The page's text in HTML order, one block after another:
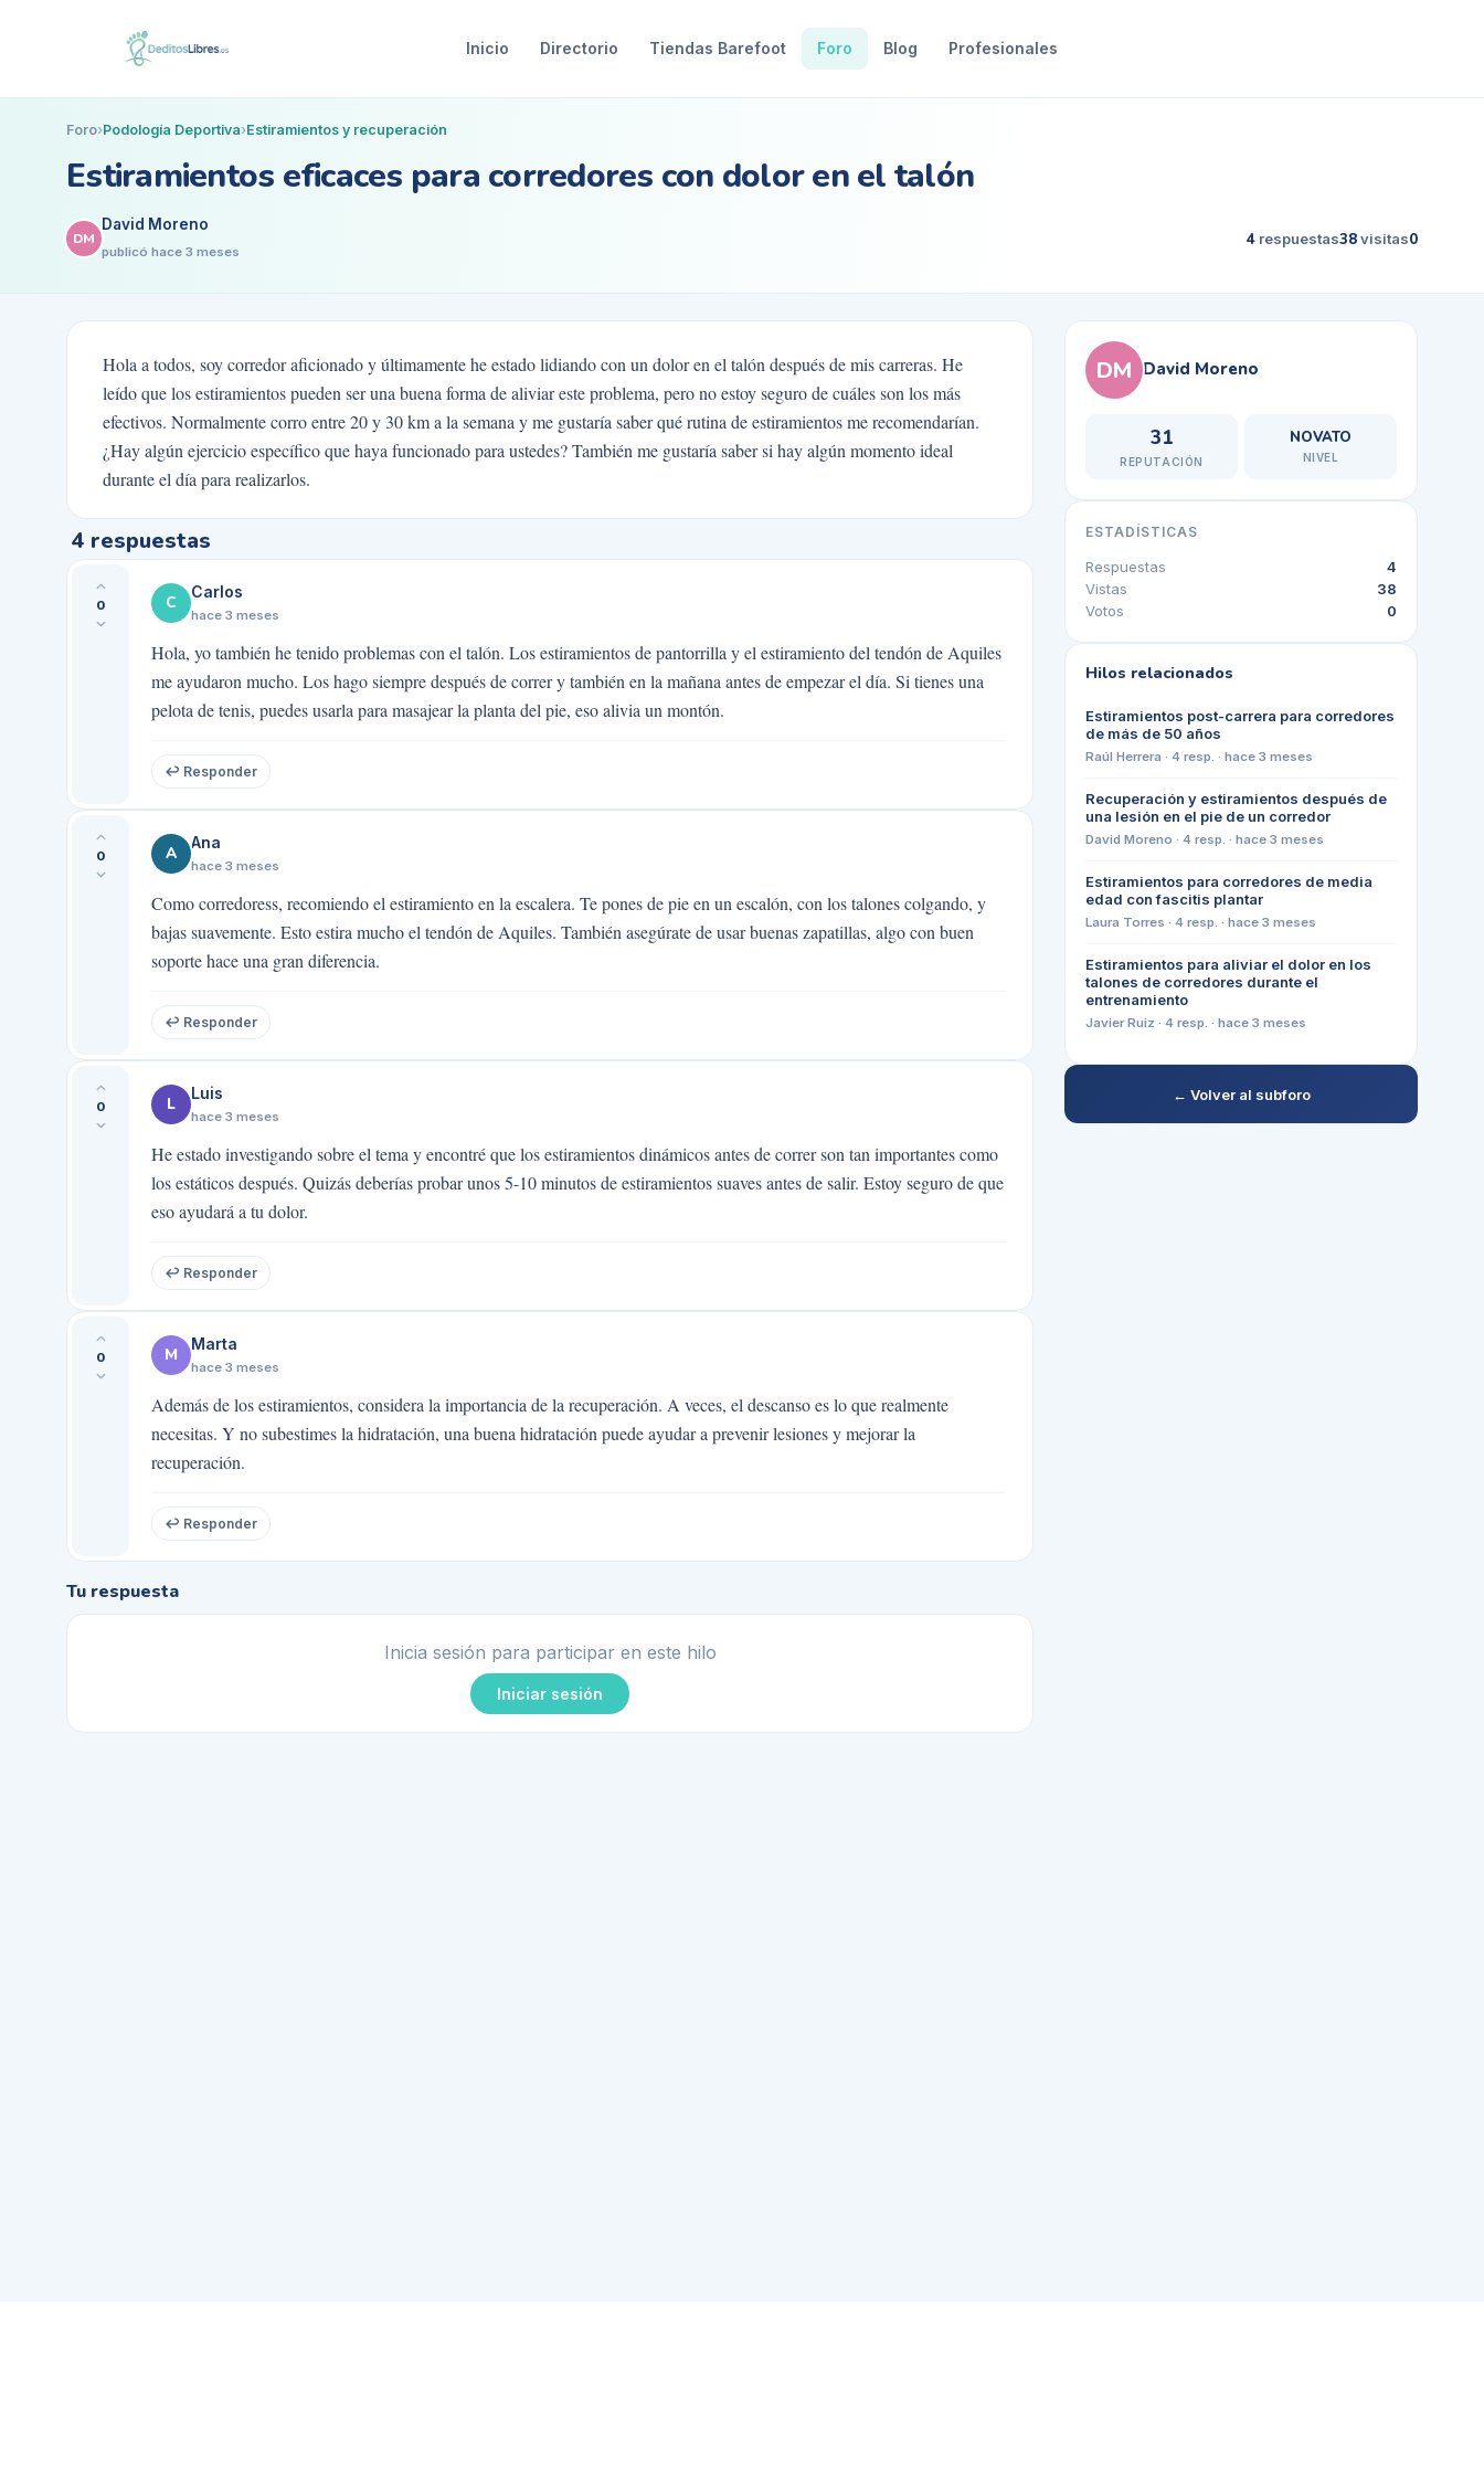
Inicio Directorio Tiendas Barefoot Foro Blog Profesionales
Foro›Podología Deportiva›Estiramientos y recuperación
Estiramientos eficaces para corredores con dolor en el talón
DM
David Moreno
publicó hace 3 meses
4 respuestas38visitas0
Hola a todos, soy corredor aficionado y últimamente he estado lidiando con un dolor en el talón después de mis carreras. He
leído que los estiramientos pueden ser una buena forma de aliviar este problema, pero no estoy seguro de cuáles son los más
efectivos. Normalmente corro entre 20 y 30 km a la semana y me gustaría saber qué rutina de estiramientos me recomendarían.
¿Hay algún ejercicio específico que haya funcionado para ustedes? También me gustaría saber si hay algún momento ideal
durante el día para realizarlos.
4 respuestas
0 C
Carlos
hace 3 meses
Hola, yo también he tenido problemas con el talón. Los estiramientos de pantorrilla y el estiramiento del tendón de Aquiles
me ayudaron mucho. Los hago siempre después de correr y también en la mañana antes de empezar el día. Si tienes una
pelota de tenis, puedes usarla para masajear la planta del pie, eso alivia un montón.
↩ Responder
0 A
Ana
hace 3 meses
Como corredoress, recomiendo el estiramiento en la escalera. Te pones de pie en un escalón, con los talones colgando, y
bajas suavemente. Esto estira mucho el tendón de Aquiles. También asegúrate de usar buenas zapatillas, algo con buen
soporte hace una gran diferencia.
↩ Responder
0 L
Luis
hace 3 meses
He estado investigando sobre el tema y encontré que los estiramientos dinámicos antes de correr son tan importantes como
los estáticos después. Quizás deberías probar unos 5-10 minutos de estiramientos suaves antes de salir. Estoy seguro de que
eso ayudará a tu dolor.
↩ Responder
0 M
Marta
hace 3 meses
Además de los estiramientos, considera la importancia de la recuperación. A veces, el descanso es lo que realmente
necesitas. Y no subestimes la hidratación, una buena hidratación puede ayudar a prevenir lesiones y mejorar la
recuperación.
↩ Responder
Tu respuesta
Inicia sesión para participar en este hilo
Iniciar sesión
DM David Moreno
31
REPUTACIÓN
NOVATO
NIVEL
ESTADÍSTICAS
Respuestas
4
Vistas
38
Votos
0
Hilos relacionados
Estiramientos post-carrera para corredores
de más de 50 años
Raúl Herrera · 4 resp. · hace 3 meses
Recuperación y estiramientos después de
una lesión en el pie de un corredor
David Moreno · 4 resp. · hace 3 meses
Estiramientos para corredores de media
edad con fascitis plantar
Laura Torres · 4 resp. · hace 3 meses
Estiramientos para aliviar el dolor en los
talones de corredores durante el
entrenamiento
Javier Ruiz · 4 resp. · hace 3 meses
← Volver al subforo